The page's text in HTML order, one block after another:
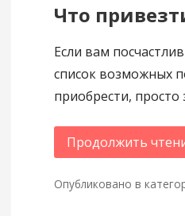
Что
Если вам
список возможных
приобрести,
Продолжить
Опубликовано в